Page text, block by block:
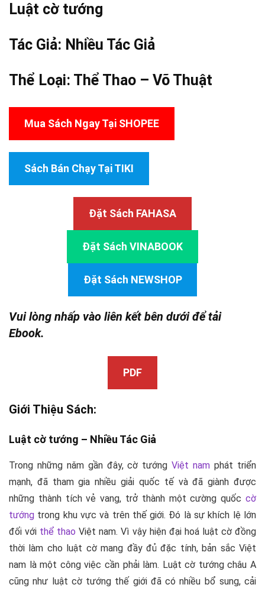
Luật cờ tướng
Tác Giả: Nhiều Tác Giả
Thể Loại: Thể Thao – Võ Thuật
Mua Sách Ngay Tại SHOPEE
Sách Bán Chạy Tại TIKI
Đặt Sách FAHASA
Đặt Sách VINABOOK
Đặt Sách NEWSHOP
Vui lòng nhấp vào liên kết bên dưới để tải
Ebook.
PDF
Giới Thiệu Sách:
Luật cờ tướng – Nhiều Tác Giả
Trong những nǎm gần đây, cờ tướngViệt nam phát triển
mạnh, đã tham gia nhiều giải quốc tế và đã giành được
những thành tích vẻ vang, trở thành một cường quốc cờ
tướng trong khu vực và trên thế giới. Đó là sự khích lệ lớn
đối với thể thao Việt nam. Vì vậy hiện đại hoá luật cờ đồng
thời làm cho luật cờ mang đầy đủ đặc tính, bản sắc Việt
nam là một công việc cần phải làm. Luật cờ tướng châu A
cũng như luật cờ tướng thế giới đã có nhiều bổ sung, cải